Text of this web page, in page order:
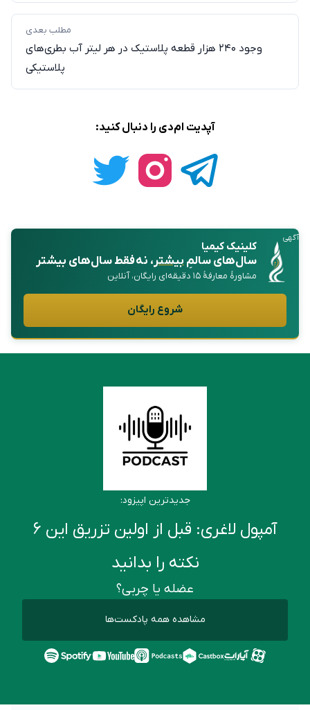
مطلب بعدی
وجود ۲۴۰ هزار قطعه پلاستیک در هر لیتر آب بطری‌های
پلاستیکی
آپدیت ام‌دی را دنبال کنید:
آگهی
کلینیک کیمیا
سال‌های سالمِبیشتر، نه فقط سال‌های بیشتر
مشاورهٔ معارفهٔ ۱۵ دقیقه‌ای رایگان، آنلاین
شروع رایگان
جدیدترین اپیزود:
آمپول لاغری: قبل از اولین تزریق این ۶
نکته را بدانید
عضله یا چربی؟
مشاهده همه پادکست‌ها